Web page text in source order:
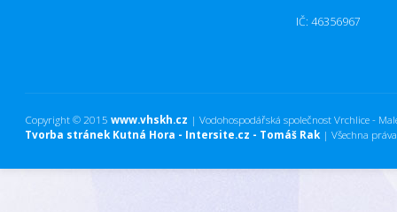
IČ: 46356967
Copyright © 2015 www.vhskh.cz | Vodohospodářská společnost Vrchlice -
Tvorba stránek Kutná Hora - Intersite.cz - Tomáš Rak | Všechna